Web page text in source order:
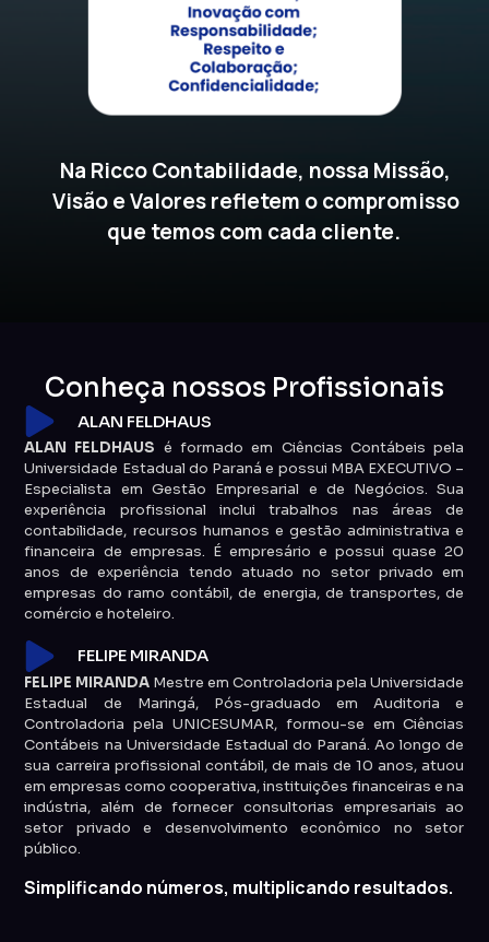
Na Ricco Contabilidade, nossa Missão,
Visão e Valores refletem o compromisso
que temos com cada cliente.
Conheça nossos Profissionais
ALAN FELDHAUS
ALAN FELDHAUS é formado em Ciências Contábeis pela
Universidade Estadual do Paraná e possui MBA EXECUTIVO –
Especialista em Gestão Empresarial e de Negócios. Sua
experiência profissional inclui trabalhos nas áreas de
contabilidade, recursos humanos e gestão administrativa e
financeira de empresas. É empresário e possui quase 20
anos de experiência tendo atuado no setor privado em
empresas do ramo contábil, de energia, de transportes, de
comércio e hoteleiro.
FELIPE MIRANDA
FELIPE MIRANDA Mestre em Controladoria pela Universidade
Estadual de Maringá, Pós-graduado em Auditoria e
Controladoria pela UNICESUMAR, formou-se em Ciências
Contábeis na Universidade Estadual do Paraná. Ao longo de
sua carreira profissional contábil, de mais de 10 anos, atuou
em empresas como cooperativa, instituições financeiras e na
indústria, além de fornecer consultorias empresariais ao
setor privado e desenvolvimento econômico no setor
público.
Simplificando números, multiplicando resultados.